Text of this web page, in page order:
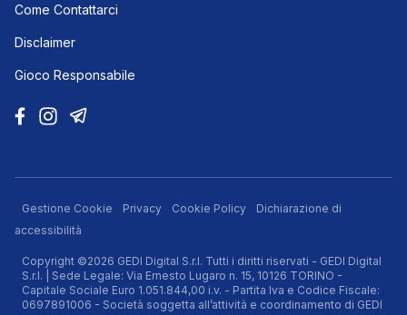
Come Contattarci
Disclaimer
Gioco Responsabile
Gestione Cookie Privacy Cookie Policy
Dichiarazione di
accessibilità
Copyright ©2026 GEDI Digital S.r.l. Tutti i diritti riservati - GEDI Digital
S.r.l. | Sede Legale: Via Ernesto Lugaro n. 15, 10126 TORINO -
Capitale Sociale Euro 1.051.844,00 i.v. - Partita Iva e Codice Fiscale:
0697891006 - Società soggetta all’attività e coordinamento di GEDI